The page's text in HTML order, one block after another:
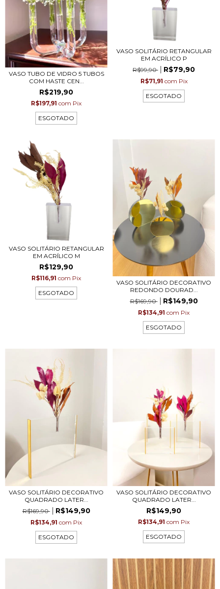
VASO TUBO DE VIDRO 5 TUBOS
COM HASTE CEN...
R$219,90
R$197,91 com Pix
ESGOTADO
VASO SOLITÁRIO RETANGULAR
EM ACRÍLICO P
R$99,90
R$79,90
R$71,91 com Pix
ESGOTADO
VASO SOLITÁRIO RETANGULAR
EM ACRÍLICO M
R$129,90
R$116,91 com Pix
ESGOTADO
VASO SOLITÁRIO DECORATIVO
REDONDO DOURAD...
R$169,90
R$149,90
R$134,91 com Pix
ESGOTADO
VASO SOLITÁRIO DECORATIVO
QUADRADO LATER...
R$169,90
R$149,90
R$134,91 com Pix
ESGOTADO
VASO SOLITÁRIO DECORATIVO
QUADRADO LATER...
R$149,90
R$134,91 com Pix
ESGOTADO